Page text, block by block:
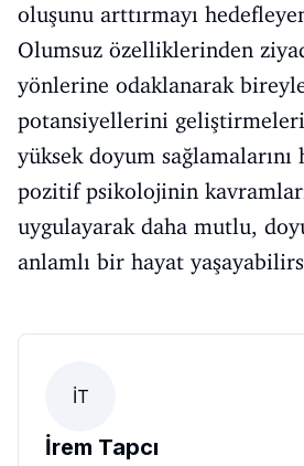
oluşunu arttırmayı
Olumsuz özelliklerinden
yönlerine odaklanarak
potansiyellerini
yüksek doyum sağlamalarını
pozitif psikolojinin
uygulayarak daha mutlu,
anlamlı bir hayat
İT
İrem Tapcı